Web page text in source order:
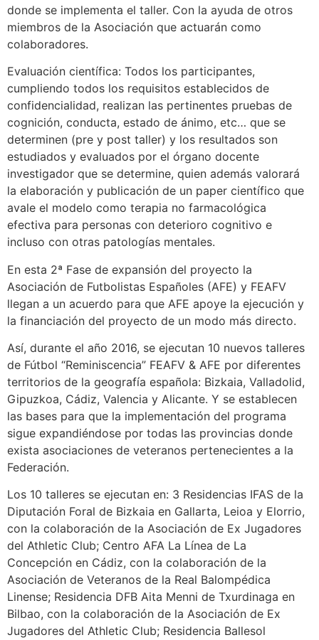
donde se implementa el taller. Con la ayuda de otros
miembros de la Asociación que actuarán como
colaboradores.
Evaluación científica: Todos los participantes,
cumpliendo todos los requisitos establecidos de
confidencialidad, realizan las pertinentes pruebas de
cognición, conducta, estado de ánimo, etc… que se
determinen (pre y post taller) y los resultados son
estudiados y evaluados por el órgano docente
investigador que se determine, quien además valorará
la elaboración y publicación de un paper científico que
avale el modelo como terapia no farmacológica
efectiva para personas con deterioro cognitivo e
incluso con otras patologías mentales.
En esta 2ª Fase de expansión del proyecto la
Asociación de Futbolistas Españoles (AFE) y FEAFV
llegan a un acuerdo para que AFE apoye la ejecución y
la financiación del proyecto de un modo más directo.
Así, durante el año 2016, se ejecutan 10 nuevos talleres
de Fútbol “Reminiscencia” FEAFV & AFE por diferentes
territorios de la geografía española: Bizkaia, Valladolid,
Gipuzkoa, Cádiz, Valencia y Alicante. Y se establecen
las bases para que la implementación del programa
sigue expandiéndose por todas las provincias donde
exista asociaciones de veteranos pertenecientes a la
Federación.
Los 10 talleres se ejecutan en: 3 Residencias IFAS de la
Diputación Foral de Bizkaia en Gallarta, Leioa y Elorrio,
con la colaboración de la Asociación de Ex Jugadores
del Athletic Club; Centro AFA La Línea de La
Concepción en Cádiz, con la colaboración de la
Asociación de Veteranos de la Real Balompédica
Linense; Residencia DFB Aita Menni de Txurdinaga en
Bilbao, con la colaboración de la Asociación de Ex
Jugadores del Athletic Club; Residencia Ballesol